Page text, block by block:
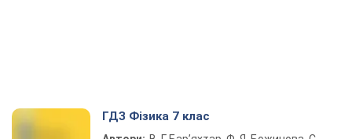
ГДЗ Фізика 7 клас